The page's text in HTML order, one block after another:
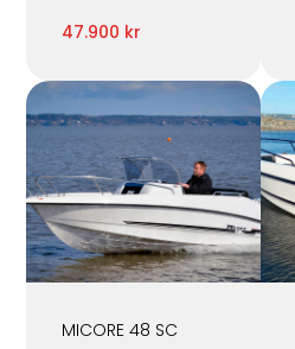
47.900 kr
MICORE 48 SC